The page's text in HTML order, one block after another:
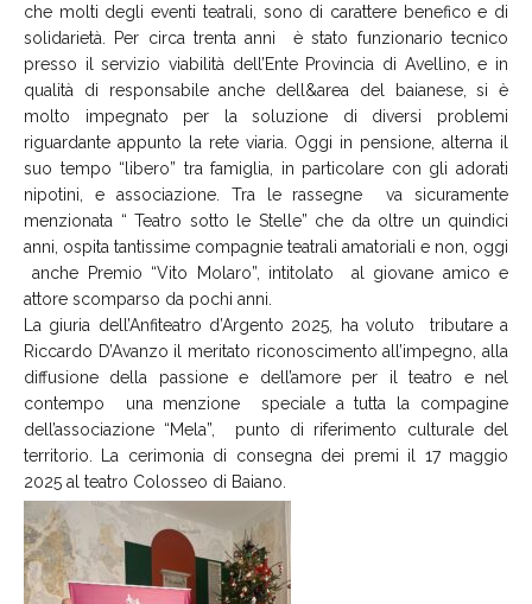
che molti degli eventi teatrali, sono di carattere benefico e di
solidarietà. Per circa trenta anni è stato funzionario tecnico
presso il servizio viabilità dell’Ente Provincia di Avellino, e in
qualità di responsabile anche dell&area del baianese, si è
molto impegnato per la soluzione di diversi problemi
riguardante appunto la rete viaria. Oggi in pensione, alterna il
suo tempo “libero” tra famiglia, in particolare con gli adorati
nipotini, e associazione. Tra le rassegne va sicuramente
menzionata “ Teatro sotto le Stelle” che da oltre un quindici
anni, ospita tantissime compagnie teatrali amatoriali e non, oggi
anche Premio “Vito Molaro”, intitolato al giovane amico e
attore scomparso da pochi anni.
La giuria dell’Anfiteatro d’Argento 2025, ha voluto tributare a
Riccardo D’Avanzo il meritato riconoscimento all’impegno, alla
diffusione della passione e dell’amore per il teatro e nel
contempo una menzione speciale a tutta la compagine
dell’associazione “Mela”, punto di riferimento culturale del
territorio. La cerimonia di consegna dei premi il 17 maggio
2025 al teatro Colosseo di Baiano.